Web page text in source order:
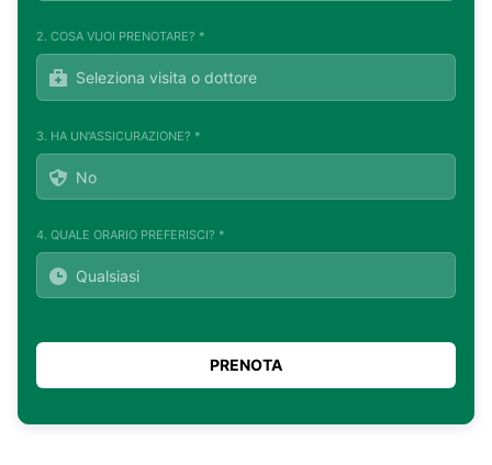
2. COSA VUOI PRENOTARE? *
3. HA UN'ASSICURAZIONE? *
4. QUALE ORARIO PREFERISCI? *